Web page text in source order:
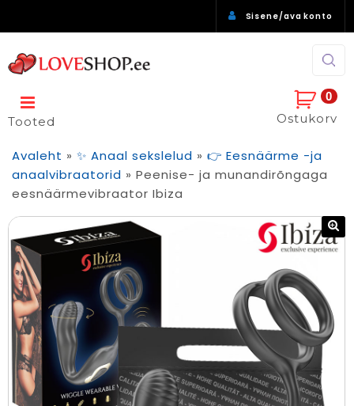
Sisene/ava konto
0
Ostukorv
Tooted
Avaleht » ✨ Anaal sekslelud » 👉 Eesnäärme -ja
anaalvibraatorid » Peenise- ja munandirõngaga
eesnäärmevibraator Ibiza
🔍